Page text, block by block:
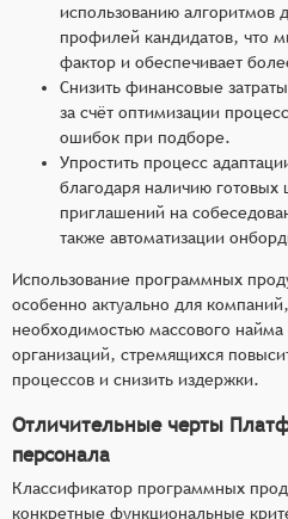
использованию алгоритмов
профилей кандидатов, что
фактор и обеспечивает
Снизить финансовые
за счёт оптимизации
ошибок при подборе.
Упростить процесс
благодаря наличию
приглашений на
также автоматизации
Использование программных
особенно актуально для
необходимостью массового
организаций, стремящихся
процессов и снизить издержки.
Отличительные черты
персонала
Классификатор программных
конкретные функциональные